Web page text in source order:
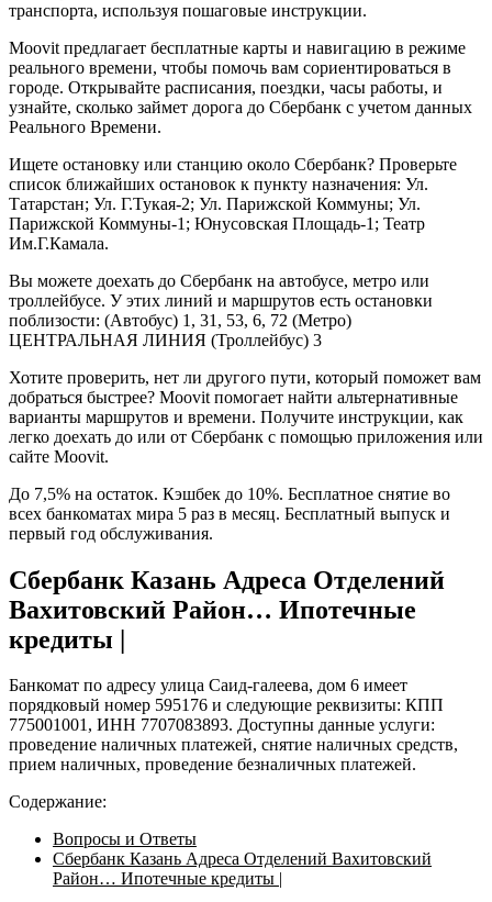
ответы
транспорта, используя пошаговые инструкции.
Moovit предлагает бесплатные карты и навигацию в режиме
реального времени, чтобы помочь вам сориентироваться в
городе. Открывайте расписания, поездки, часы работы, и
узнайте, сколько займет дорога до Сбербанк с учетом данных
Реального Времени.
Ищете остановку или станцию около Сбербанк? Проверьте
список ближайших остановок к пункту назначения: Ул.
Татарстан; Ул. Г.Тукая-2; Ул. Парижской Коммуны; Ул.
Парижской Коммуны-1; Юнусовская Площадь-1; Театр
Им.Г.Камала.
Вы можете доехать до Сбербанк на автобусе, метро или
троллейбусе. У этих линий и маршрутов есть остановки
поблизости: (Автобус) 1, 31, 53, 6, 72 (Метро)
ЦЕНТРАЛЬНАЯ ЛИНИЯ (Троллейбус) 3
Хотите проверить, нет ли другого пути, который поможет вам
добраться быстрее? Moovit помогает найти альтернативные
варианты маршрутов и времени. Получите инструкции, как
легко доехать до или от Сбербанк с помощью приложения или
сайте Moovit.
До 7,5% на остаток. Кэшбек до 10%. Бесплатное снятие во
всех банкоматах мира 5 раз в месяц. Бесплатный выпуск и
первый год обслуживания.
Сбербанк Казань Адреса Отделений
Вахитовский Район… Ипотечные
кредиты |
Банкомат по адресу улица Саид-галеева, дом 6 имеет
порядковый номер 595176 и следующие реквизиты: КПП
775001001, ИНН 7707083893. Доступны данные услуги:
проведение наличных платежей, снятие наличных средств,
прием наличных, проведение безналичных платежей.
Содержание:
Вопросы и Ответы
Сбербанк Казань Адреса Отделений Вахитовский
Район… Ипотечные кредиты |